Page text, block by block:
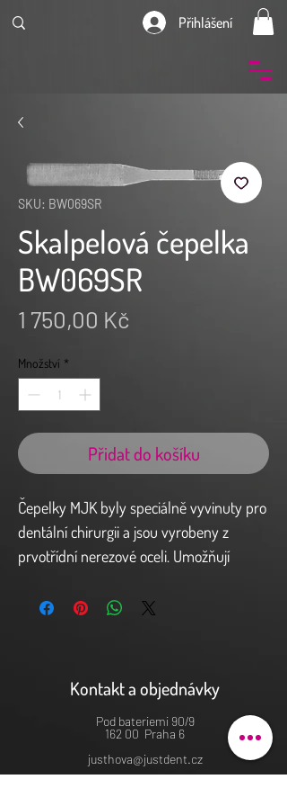
Přihlášení
SKU: BW069SR
Skalpelová čepelka
BW069SR
1 750,00 Kč
Množství *
Přidat do košíku
Čepelky MJK byly speciálně vyvinuty pro
dentální chirurgii a jsou vyrobeny z
prvotřídní nerezové oceli. Umožňují
přístupných místech. Sterilní jednorázové
Čepelky BW069SR jsou tvarovatelné, s
laserovými značkami.
Soulad se směrnicí ES 93/42,
zdravotnický prostředek třídy IIa CE
0120.
Kontakt a objednávky
Pod bateriemi 90/9
162 00 Praha 6
justhova@justdent.cz